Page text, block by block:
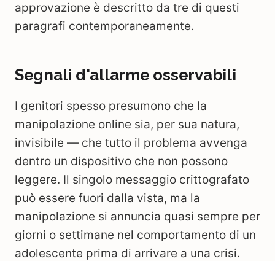
approvazione è descritto da tre di questi
paragrafi contemporaneamente.
Segnali d'allarme osservabili
I genitori spesso presumono che la
manipolazione online sia, per sua natura,
invisibile — che tutto il problema avvenga
dentro un dispositivo che non possono
leggere. Il singolo messaggio crittografato
può essere fuori dalla vista, ma la
manipolazione si annuncia quasi sempre per
giorni o settimane nel comportamento di un
adolescente prima di arrivare a una crisi.